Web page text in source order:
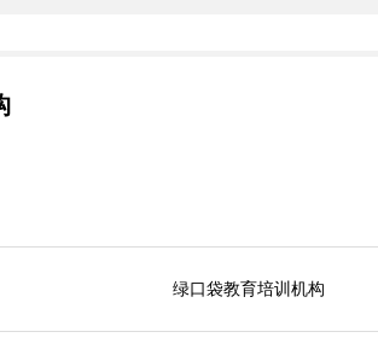
绿口袋教育培训机构